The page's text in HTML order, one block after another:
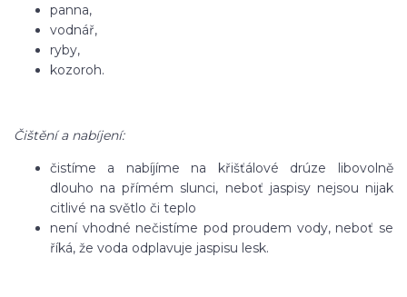
panna,
vodnář,
ryby,
kozoroh.
Čištění a nabíjení:
čistíme a nabíjíme na křišťálové drúze libovolně
dlouho na přímém slunci, neboť jaspisy nejsou nijak
citlivé na světlo či teplo
není vhodné nečistíme pod proudem vody, neboť se
říká, že voda odplavuje jaspisu lesk.